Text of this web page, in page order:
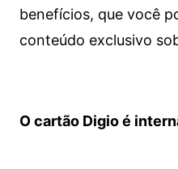
benefícios, que você
conteúdo exclusivo
O cartão Digio é